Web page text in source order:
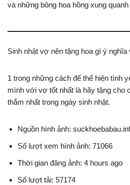
và những bông hoa hồng xung
Sinh nhật vợ nên tặng hoa gì ý
1 trong những cách để thể hiện tình
mình với vợ tốt nhất là hãy tặng cho
thắm nhất trong ngày sinh nhật.
Nguồn hình ảnh:
Số lượt xem hình ảnh: 71066
Thời gian đăng ảnh: 4 hours ago
Số lượt tải: 57174